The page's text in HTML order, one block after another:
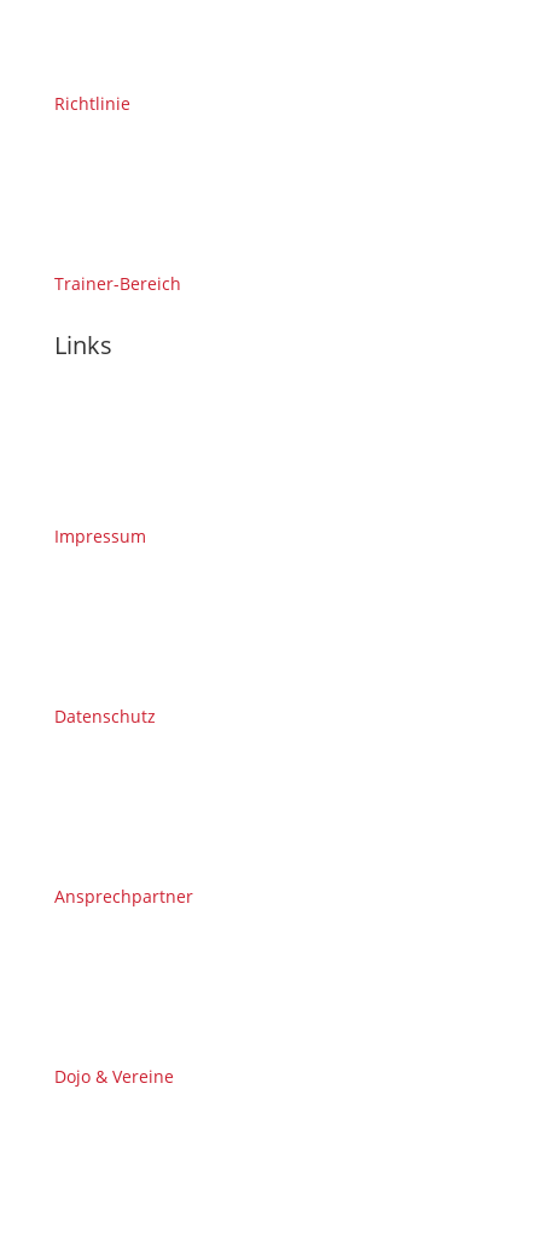
Richtlinie
Trainer-Bereich
Links
Impressum
Datenschutz
Ansprechpartner
Dojo & Vereine